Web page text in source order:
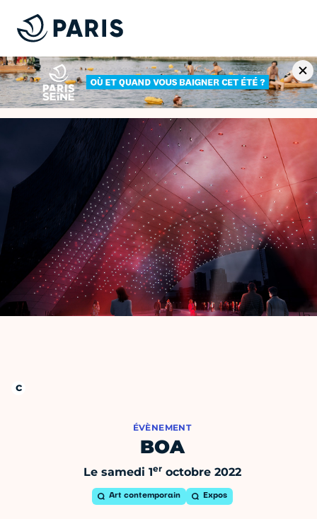
ÉVÈNEMENT
BOA
Le samedi 1eroctobre 2022
Art contemporain Expos